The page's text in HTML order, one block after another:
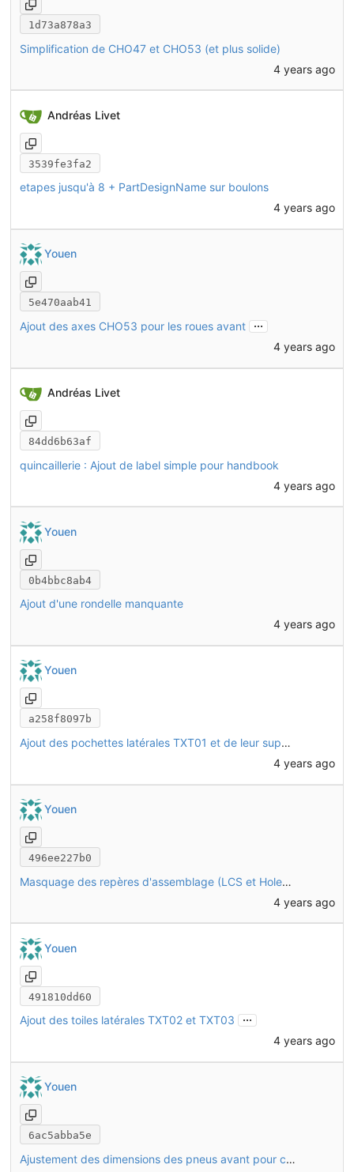
1d73a878a3
Simplification de CHO47 et CHO53 (et plus solide)
4 years ago
Andréas Livet
3539fe3fa2
etapes jusqu'à 8 + PartDesignName sur boulons
4 years ago
Youen
5e470aab41
Ajout des axes CHO53 pour les roues avant ...
4 years ago
Andréas Livet
84dd6b63af
quincaillerie : Ajout de label simple pour handbook
4 years ago
Youen
0b4bbc8ab4
Ajout d'une rondelle manquante
4 years ago
Youen
a258f8097b
Ajout des pochettes latérales TXT01 et de leur supports CHO52
4 years ago
Youen
496ee227b0
Masquage des repères d'assemblage (LCS et HoleAxis) sur toutes les pièces
4 years ago
Youen
491810dd60
Ajout des toiles latérales TXT02 et TXT03
...
4 years ago
Youen
6ac5abba5e
Ajustement des dimensions des pneus avant pour correspondre à la réalité (pneu 2.35")